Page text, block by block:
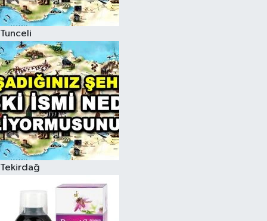
Tunceli
Tekirdağ